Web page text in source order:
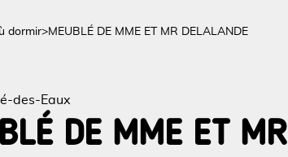
dormir>MEUBLÉ DE MME ET MR DELALANDE
des-Eaux
DE MME ET MR